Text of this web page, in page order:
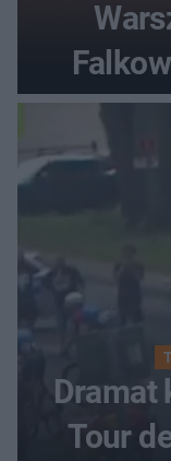
Dramat
Tour